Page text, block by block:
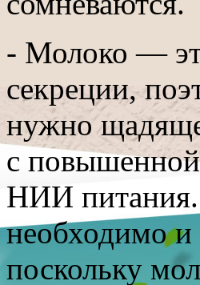
- Молоко —
секреции,
нужно
с
НИИ питания.
необходимо и
поскольку